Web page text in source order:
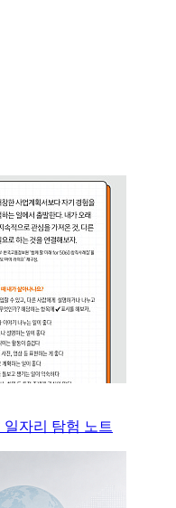
일자리 탐험 노트